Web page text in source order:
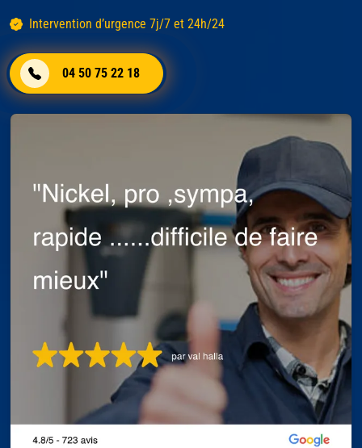
Intervention d’urgence 7j/7 et 24h/24
04 50 75 22 18